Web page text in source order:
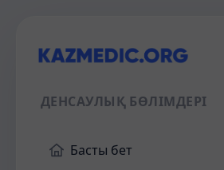
ДЕНСАУЛЫҚ БӨЛІМДЕРІ
Басты бет